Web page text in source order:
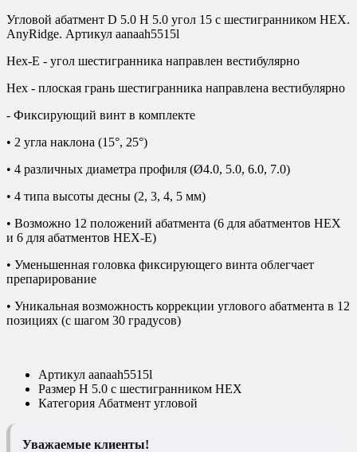
Угловой абатмент D 5.0 H 5.0 угол 15 с шестигранником HEX.
AnyRidge. Артикул aanaah5515l
Hex-E - угол шестигранника направлен вестибулярно
Hex - плоская грань шестигранника направлена вестибулярно
- Фиксирующий винт в комплекте
• 2 угла наклона (15°, 25°)
• 4 различных диаметра профиля (Ø4.0, 5.0, 6.0, 7.0)
• 4 типа высоты десны (2, 3, 4, 5 мм)
• Возможно 12 положений абатмента (6 для абатментов HEX
и 6 для абатментов HEX-E)
• Уменьшенная головка фиксирующего винта облегчает
препарирование
• Уникальная возможность коррекции углового абатмента в 12
позициях (с шагом 30 градусов)
Артикул aanaah5515l
Размер Н 5.0 с шестигранником HEX
Категория Абатмент угловой
Уважаемые клиенты!